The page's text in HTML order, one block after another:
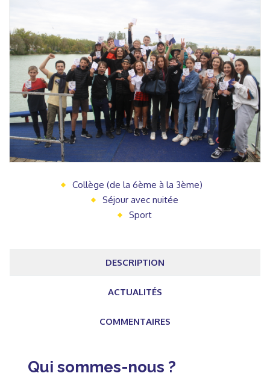
Collège (de la 6ème à la 3ème)
Séjour avec nuitée
Sport
DESCRIPTION
ACTUALITÉS
COMMENTAIRES
Qui sommes-nous ?